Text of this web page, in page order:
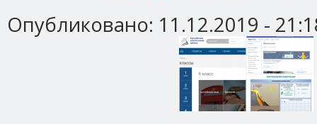
Опубликовано: 11.12.2019 -